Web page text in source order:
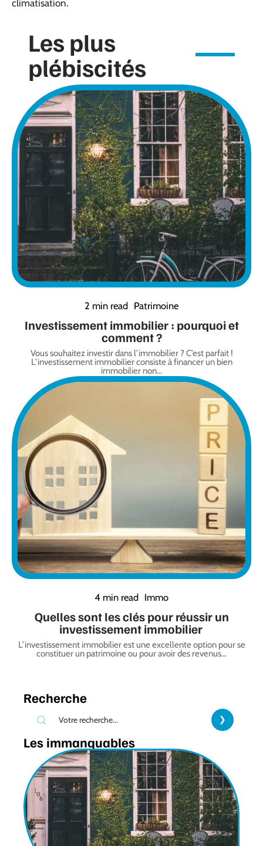
climatisation.
Les plus
plébiscités
2 min read Patrimoine
Investissement immobilier : pourquoi et
comment ?
Vous souhaitez investir dans l’immobilier ? C’est parfait !
L’investissement immobilier consiste à financer un bien
immobilier non…
4 min read Immo
Quelles sont les clés pour réussir un
investissement immobilier
L’investissement immobilier est une excellente option pour se
constituer un patrimoine ou pour avoir des revenus…
Recherche
Les immanquables